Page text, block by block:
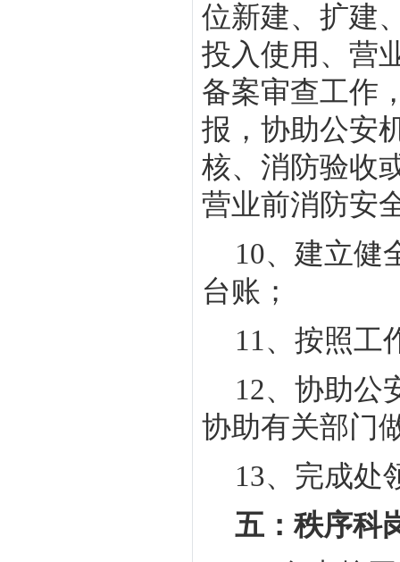
位新建、扩建
投入使用、营
备案审查工作
报，协助公安
核、消防验收
营业前消防安
10、建立健
台账；
11 、按照工
12、协助公
协助有关部门
13、完成处
五：秩序科